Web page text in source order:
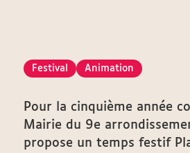
Festival Animation
Pour la cinquième année
Mairie du 9e
propose un temps festif